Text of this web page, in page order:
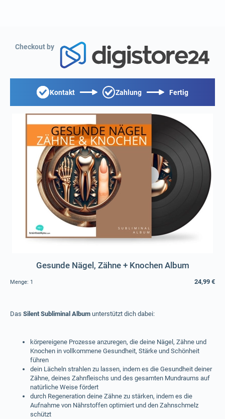
Checkout by
Kontakt Zahlung Fertig
Gesunde Nägel, Zähne + Knochen Album
Menge: 1 24,99 €
Das Silent Subliminal Album unterstützt dich dabei:
körpereigene Prozesse anzuregen, die deine Nägel, Zähne und
Knochen in vollkommene Gesundheit, Stärke und Schönheit
führen
dein Lächeln strahlen zu lassen, indem es die Gesundheit deiner
Zähne, deines Zahnfleischs und des gesamten Mundraums auf
natürliche Weise fördert
durch Regeneration deine Zähne zu stärken, indem es die
Aufnahme von Nährstoffen optimiert und den Zahnschmelz
schützt